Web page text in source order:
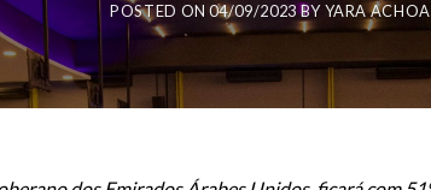
POSTED ON04/09/2023BYYARA ACHOA